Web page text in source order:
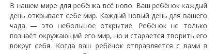
В нашем мире для ребёнка всё ново. Ваш ребёнок каждый
день открывает себе мир. Каждый новый день для вашего
чада — это небольшое открытие. Ребёнок не только
познаёт окружающий его мир, но и старается творить его
вокруг себя. Когда ваш ребёнок отправляется с вами в